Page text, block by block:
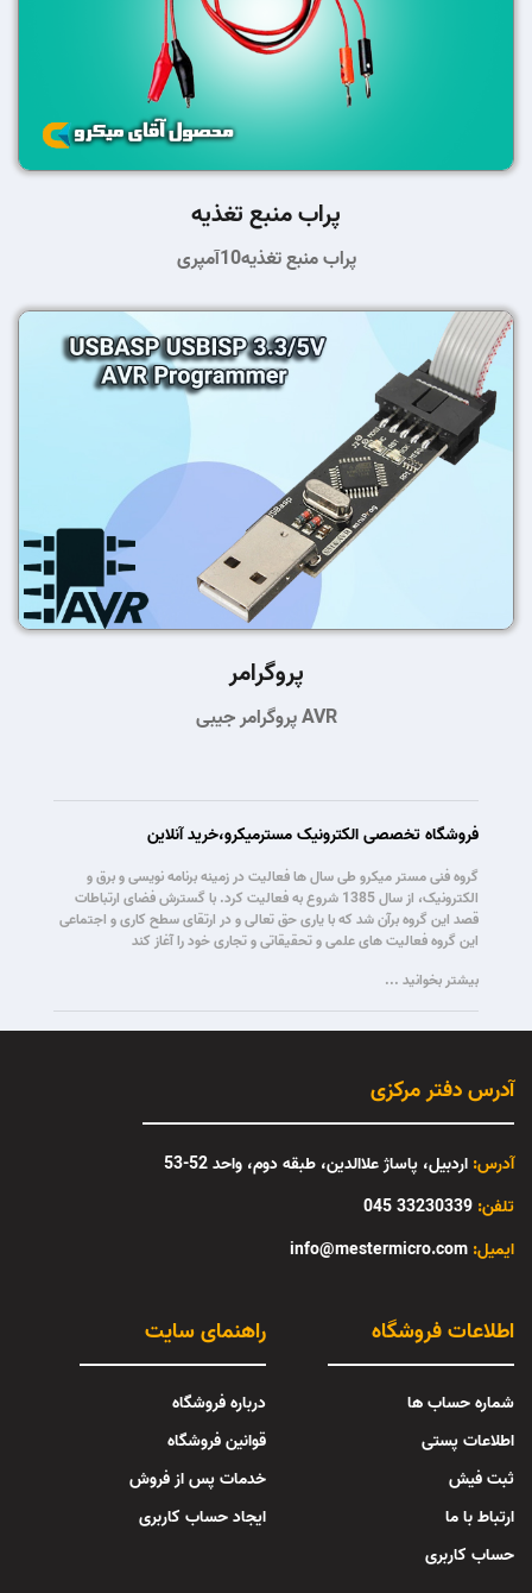
پراب منبع تغذیه
پراب منبع تغذیه10آمپری
پروگرامر
پروگرامر جیبی AVR
فروشگاه تخصصی الکترونیک مسترمیکرو،خرید آنلاین
گروه فنی مستر میکرو طی سال ها فعالیت در زمینه برنامه نویسی و برق و
الکترونیک، از سال 1385 شروع به فعالیت کرد. با گسترش فضای ارتباطات
قصد این گروه برآن شد که با یاری حق تعالی و در ارتقای سطح کاری و اجتماعی
این گروه فعالیت های علمی و تحقیقاتی و تجاری خود را آغاز کند
بیشتر بخوانید ...
آدرس دفتر مرکزی
آدرس: اردبیل، پاساژ علاالدین، طبقه دوم، واحد 52-53
تلفن: 33230339 045
info@mestermicro.com :ایمیل
راهنمای سایت
درباره فروشگاه
قوانین فروشگاه
خدمات پس از فروش
ایجاد حساب کاربری
اطلاعات فروشگاه
شماره حساب ها
اطلاعات پستی
ثبت فیش
ارتباط با ما
حساب کاربری